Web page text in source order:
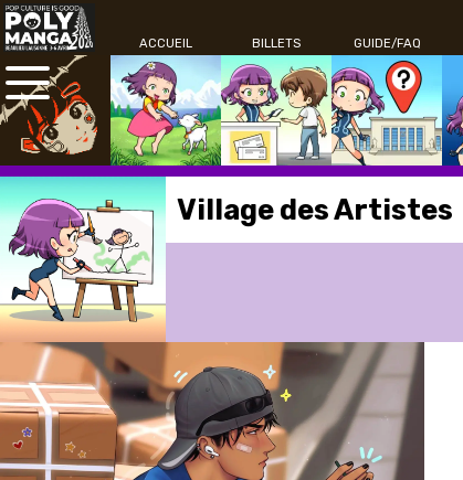
ACCUEIL BILLETS GUIDE/FAQ
Village des Artistes